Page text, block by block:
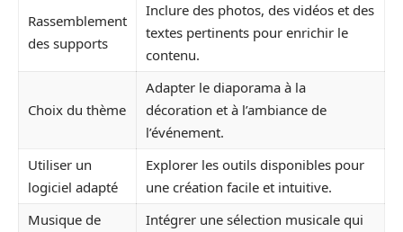
Rassemblement
des supports
Inclure des photos, des vidéos et des
textes pertinents pour enrichir le
contenu.
Choix du thème
Adapter le diaporama à la
décoration et à l’ambiance de
l’événement.
Utiliser un
logiciel adapté
Explorer les outils disponibles pour
une création facile et intuitive.
Musique de
Intégrer une sélection musicale qui